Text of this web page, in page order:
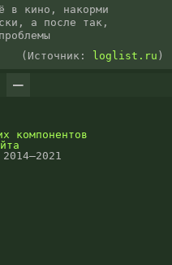
в кино, накорми
а после так,
(Источник:
loglist.ru )
–
компонентов
2014–2021